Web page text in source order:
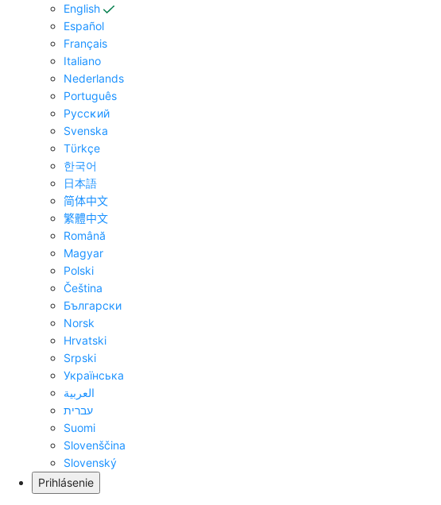
English
Español
Français
Italiano
Nederlands
Português
Pyccĸий
Svenska
Tϋrkçe
한국어
日本語
简体中文
繁體中文
Română
Magyar
Polski
Čeština
Български
Norsk
Hrvatski
Srpski
Українська
العربية
עברית
Suomi
Slovenščina
Slovenský
Prihlásenie